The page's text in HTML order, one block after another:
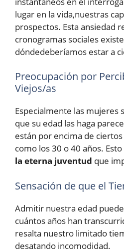
lugar en la vida,nuestras
prospectos. Esta ansiedad
cronogramas sociales
dóndedeberíamos estar a
Preocupación por
Viejos/as
Especialmente las mujeres
que su edad las haga
están por encima de
como los 30 o 40 años.
la eterna juventud que
Sensación de que el
Admitir nuestra edad
cuántos años han
resalta nuestro limitado
desatando incomodidad.